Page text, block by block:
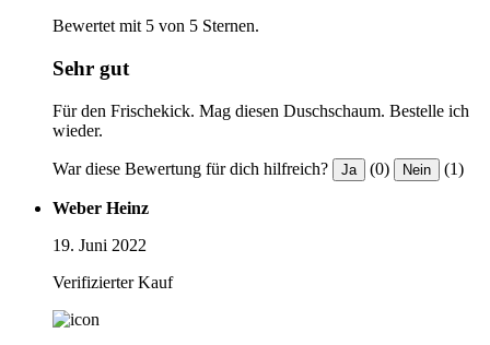
Bewertet mit 5 von 5 Sternen.
Sehr gut
Für den Frischekick. Mag diesen Duschschaum. Bestelle ich
wieder.
War diese Bewertung für dich hilfreich? Ja (0) Nein (1)
Weber Heinz
19. Juni 2022
Verifizierter Kauf